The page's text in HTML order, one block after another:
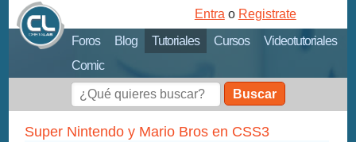
Foros Blog Tutoriales Cursos
Videotutoriales
Comic
Entra o Registrate
Buscar
Super Nintendo y Mario Bros en CSS3